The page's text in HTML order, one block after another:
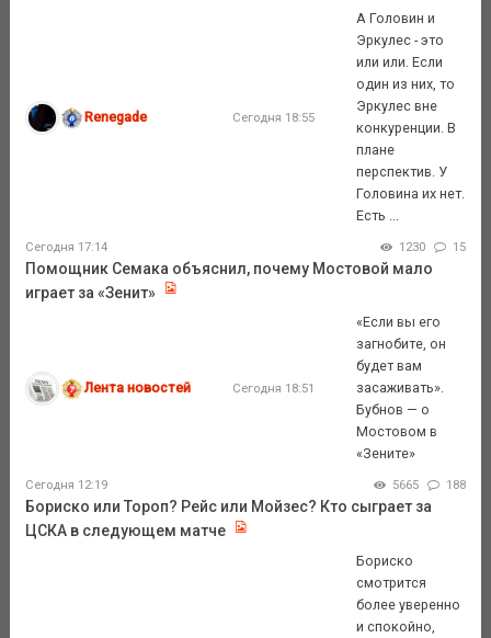
Renegade Сегодня 18:55
А Головин и
Эркулес - это
или или. Если
один из них, то
Эркулес вне
конкуренции. В
плане
перспектив. У
Головина их нет.
Есть ...
Сегодня 17:14 1230 15
Помощник Семака объяснил, почему Мостовой мало
играет за «Зенит»
Лента новостей Сегодня 18:51
«Если вы его
загнобите, он
будет вам
засаживать».
Бубнов — о
Мостовом в
«Зените»
Сегодня 12:19 5665 188
Бориско или Тороп? Рейс или Мойзес? Кто сыграет за
ЦСКА в следующем матче
Бориско
смотрится
более уверенно
и спокойно,